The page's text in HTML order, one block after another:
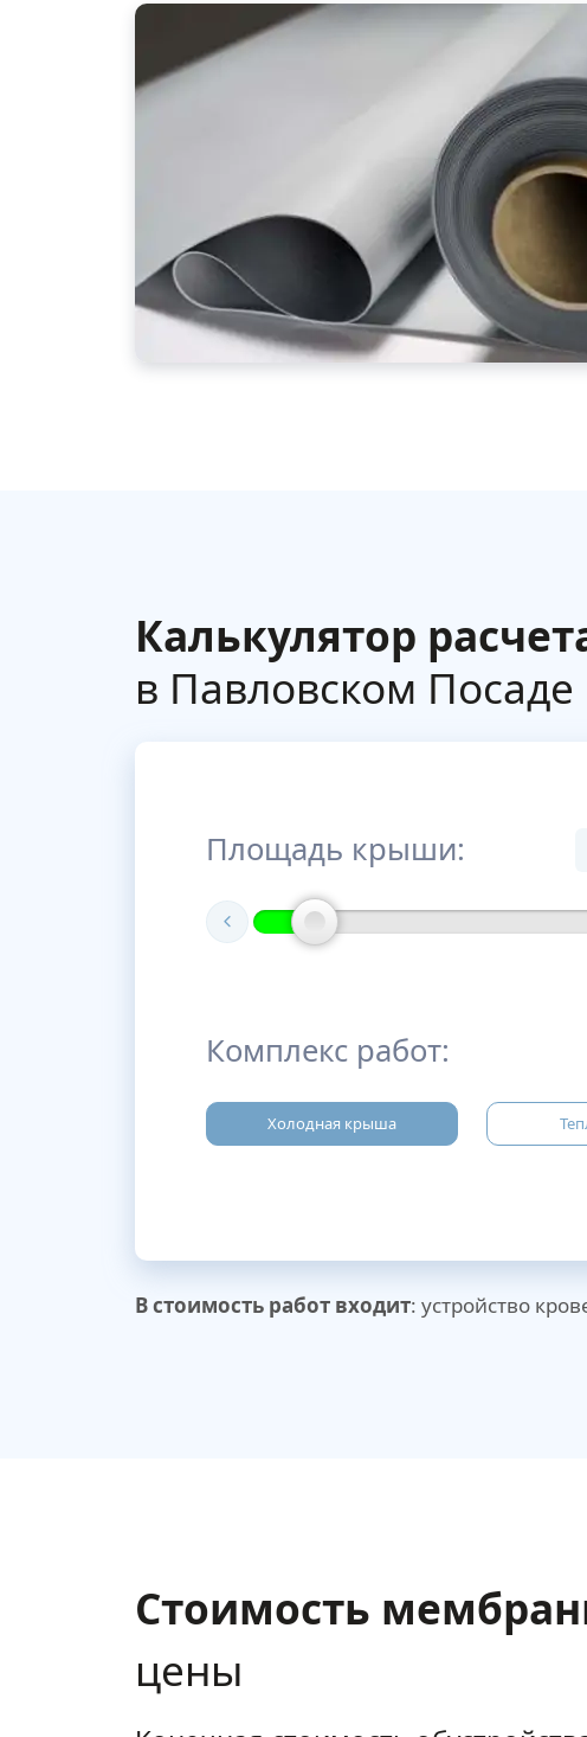
Калькулятор
в Павловском Посаде
Площадь крыши:
Комплекс работ:
Холодная крыша
В стоимость работ входит: устройство
Стоимость
цены